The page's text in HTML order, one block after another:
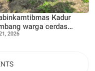
Kadur
warga cerdas
pekarangan
2026